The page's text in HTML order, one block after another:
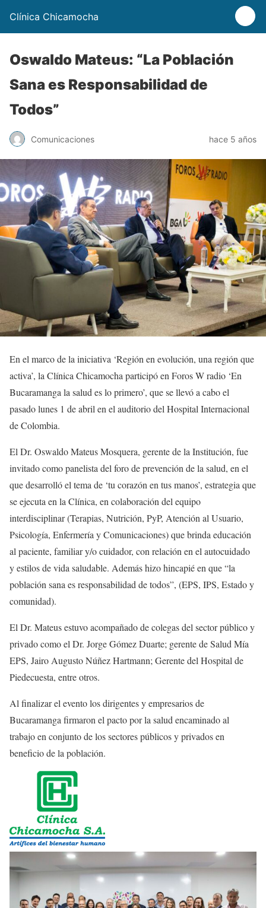
Clínica Chicamocha
Oswaldo Mateus: “La Población
Sana es Responsabilidad de
Todos”
Comunicaciones hace 5 años
En el marco de la iniciativa ‘Región en evolución, una región que
activa’, la Clínica Chicamocha participó en Foros W radio ‘En
Bucaramanga la salud es lo primero’, que se llevó a cabo el
pasado lunes 1 de abril en el auditorio del Hospital Internacional
de Colombia.
El Dr. Oswaldo Mateus Mosquera, gerente de la Institución, fue
invitado como panelista del foro de prevención de la salud, en el
que desarrolló el tema de ‘tu corazón en tus manos’, estrategia que
se ejecuta en la Clínica, en colaboración del equipo
interdisciplinar (Terapias, Nutrición, PyP, Atención al Usuario,
Psicología, Enfermería y Comunicaciones) que brinda educación
al paciente, familiar y/o cuidador, con relación en el autocuidado
y estilos de vida saludable. Además hizo hincapié en que “la
población sana es responsabilidad de todos”, (EPS, IPS, Estado y
comunidad).
El Dr. Mateus estuvo acompañado de colegas del sector público y
privado como el Dr. Jorge Gómez Duarte; gerente de Salud Mía
EPS, Jairo Augusto Núñez Hartmann; Gerente del Hospital de
Piedecuesta, entre otros.
Al finalizar el evento los dirigentes y empresarios de
Bucaramanga firmaron el pacto por la salud encaminado al
trabajo en conjunto de los sectores públicos y privados en
beneficio de la población.